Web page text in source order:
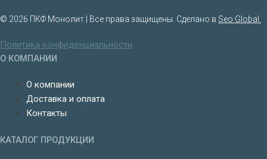
© 2026 ПКФ Монолит | Все права защищены. Сделано в Seo Global.
Политика конфиденциальности
О КОМПАНИИ
О компании
Доставка и оплата
Контакты
КАТАЛОГ ПРОДУКЦИИ